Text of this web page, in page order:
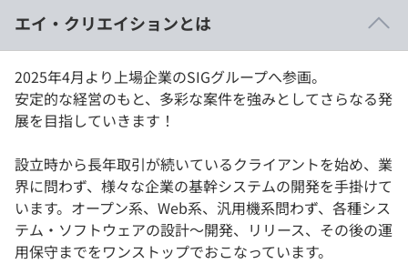
個人向けプラン
法人向けプラン
学校向けプラン
契約内容・クーポン
エイ・クリエイションとは
2025年4月より上場企業のSIGグループへ参画。
安定的な経営のもと、多彩な案件を強みとしてさらなる発
展を目指していきます！
設立時から長年取引が続いているクライアントを始め、業
界に問わず、様々な企業の基幹システムの開発を手掛けて
います。オープン系、Web系、汎用機系問わず、各種シス
テム・ソフトウェアの設計～開発、リリース、その後の運
用保守までをワンストップでおこなっています。